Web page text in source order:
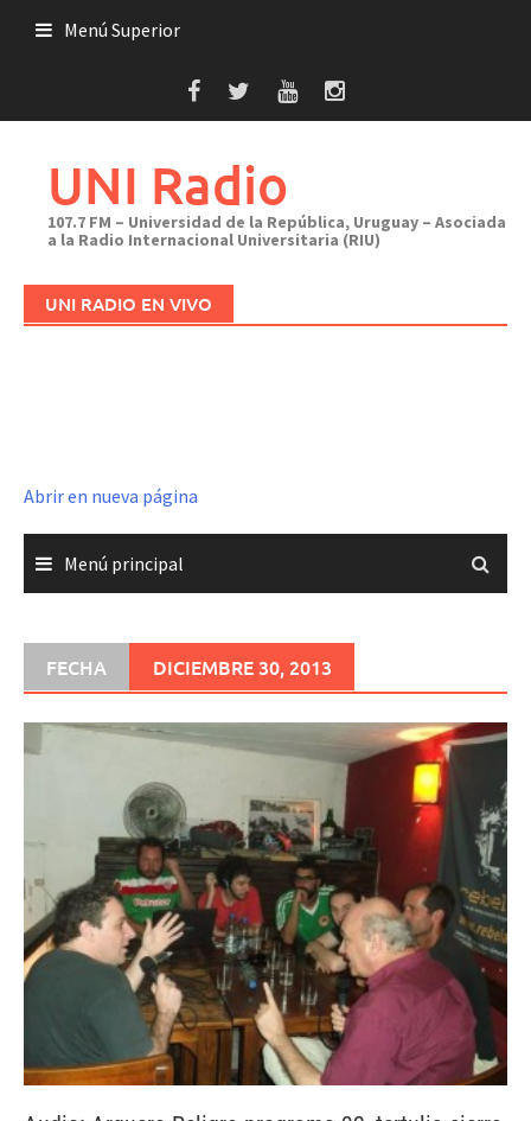
Menú Superior
UNI Radio
107.7 FM – Universidad de la República, Uruguay – Asociada
a la Radio Internacional Universitaria (RIU)
UNI RADIO EN VIVO
Abrir en nueva página
Menú principal
FECHA DICIEMBRE 30, 2013